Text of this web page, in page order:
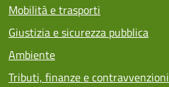
Mobilità e trasporti
Giustizia e sicurezza pubblica
Ambiente
Tributi, finanze e contravvenzioni